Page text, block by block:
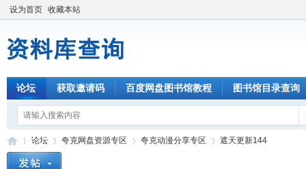
设为首页 收藏本站
论坛 获取邀请码 百度网盘图书馆教程 图书馆目录查询
论坛 夸克网盘资源专区 夸克动漫分享专区 遮天更新144